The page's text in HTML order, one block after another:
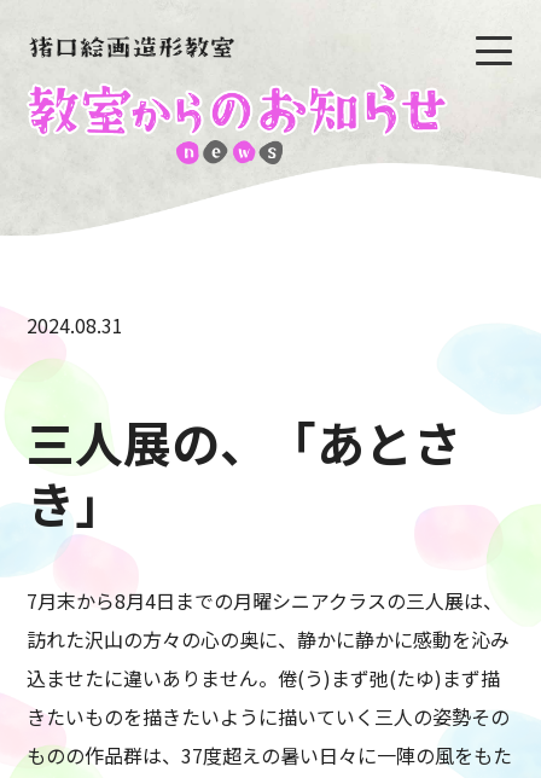
2024.08.31
三人展の、「あとさ
き」
7月末から8月4日までの月曜シニアクラスの三人展は、
訪れた沢山の方々の心の奥に、静かに静かに感動を沁み
込ませたに違いありません。倦(う)まず弛(たゆ)まず描
きたいものを描きたいように描いていく三人の姿勢その
ものの作品群は、37度超えの暑い日々に一陣の風をもた